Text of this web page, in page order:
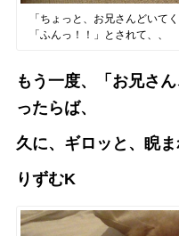
「ちょっと、お兄さんどいて
「ふんっ！！」とされて、、
もう一度、「お兄さ
ったらば、
久に、ギロッと、睨ま
りずむK